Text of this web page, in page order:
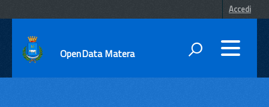
Accedi
OpenData Matera